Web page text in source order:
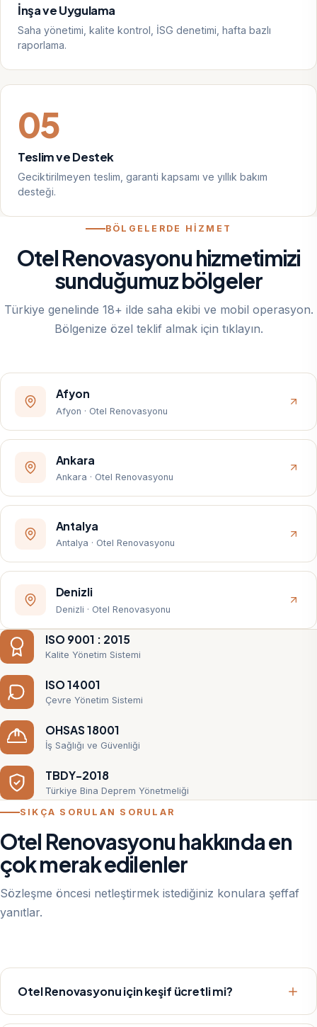
İnşa ve Uygulama
Saha yönetimi, kalite kontrol, İSG denetimi, hafta bazlı
raporlama.
05
Teslim ve Destek
Geciktirilmeyen teslim, garanti kapsamı ve yıllık bakım
desteği.
BÖLGELERDE HİZMET
Otel Renovasyonu hizmetimizi
sunduğumuz bölgeler
Türkiye genelinde 18+ ilde saha ekibi ve mobil operasyon.
Bölgenize özel teklif almak için tıklayın.
Afyon
Afyon · Otel Renovasyonu
Ankara
Ankara · Otel Renovasyonu
Antalya
Antalya · Otel Renovasyonu
Denizli
Denizli · Otel Renovasyonu
ISO 9001 : 2015
Kalite Yönetim Sistemi
ISO 14001
Çevre Yönetim Sistemi
OHSAS 18001
İş Sağlığı ve Güvenliği
TBDY-2018
Türkiye Bina Deprem Yönetmeliği
SIKÇA SORULAN SORULAR
Otel Renovasyonu hakkında en
çok merak edilenler
Sözleşme öncesi netleştirmek istediğiniz konulara şeffaf
yanıtlar.
Otel Renovasyonu için keşif ücretli mi?